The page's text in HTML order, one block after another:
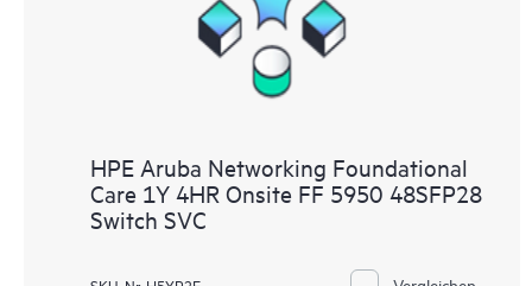
HPE Aruba Networking Foundational
Care 1Y 4HR Onsite FF 5950 48SFP28
Switch SVC